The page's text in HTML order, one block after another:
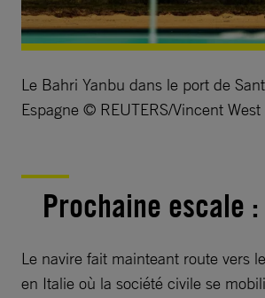
Le Bahri Yanbu dans le port de
Espagne © REUTERS/Vincent West
Prochaine escale
Le navire fait mainteant route vers
en Italie où la société civile se